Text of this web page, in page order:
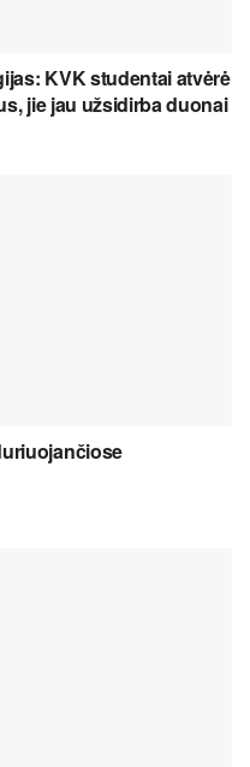
KVK studentai atvėrė
jie jau užsidirba duonai